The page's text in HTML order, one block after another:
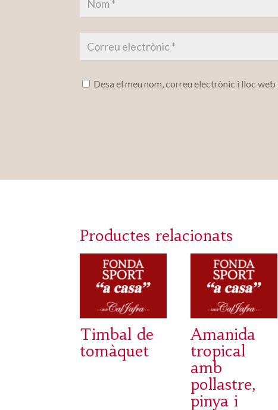
Desa el meu nom, correu electrònic i lloc
Productes relacionats
Timbal de
tomàquet
Amanida
tropical
amb
pollastre,
pinya i